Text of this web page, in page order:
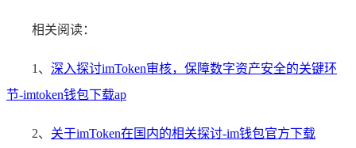
相关阅读：
1、 深入探讨imToken审核，保障数字资产安全的关键环
节-imtoken钱包下载ap
2、 关于imToken在国内的相关探讨-im钱包官方下载